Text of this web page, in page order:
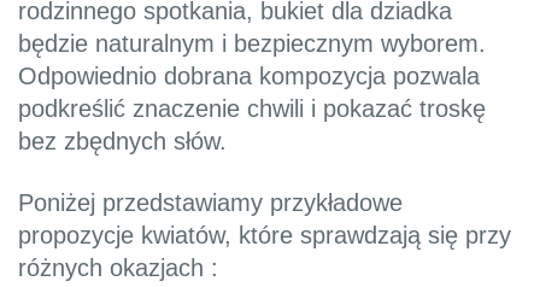
rodzinnego spotkania, bukiet dla dziadka
będzie naturalnym i bezpiecznym wyborem.
Odpowiednio dobrana kompozycja pozwala
podkreślić znaczenie chwili i pokazać troskę
bez zbędnych słów.
Poniżej przedstawiamy przykładowe
propozycje kwiatów, które sprawdzają się przy
różnych okazjach :